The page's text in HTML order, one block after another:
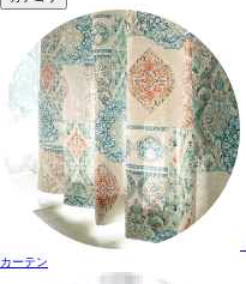
カーテン